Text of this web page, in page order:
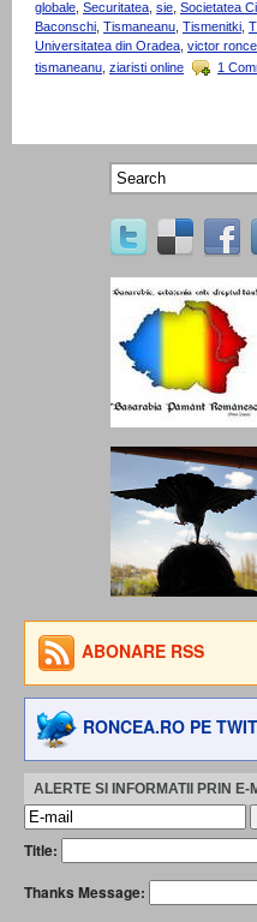
globale, Securitatea, sie, Societatea
Baconschi, Tismaneanu, Tismenitki,
Universitatea din Oradea, victor
tismaneanu ziaristi online 1
ABONARE RSS
RONCEA.RO PE
ALERTE SI INFORMATII PRIN E-
Title:
Thanks Message: